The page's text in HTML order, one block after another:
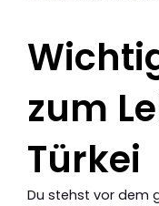
zum
Türkei
Du stehst vor dem